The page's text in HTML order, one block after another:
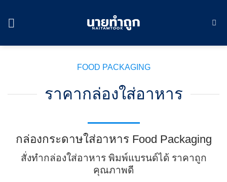
FOOD PACKAGING
ราคากล่องใส่อาหาร
กล่องกระดาษใส่อาหาร Food Packaging
สั่งทำกล่องใส่อาหาร พิมพ์แบรนด์ได้ ราคาถูก
คุณภาพดี